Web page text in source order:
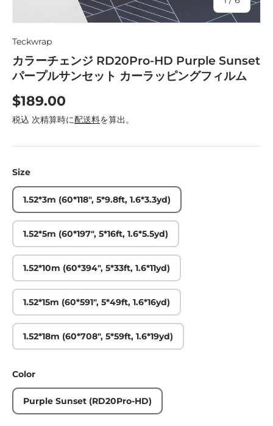
Teckwrap
カラーチェンジ RD20Pro-HD Purple Sunset
パープルサンセット カーラッピングフィルム
$189.00
税込 次精算時に配送料を算出。
Size
1.52*3m (60*118", 5*9.8ft, 1.6*3.3yd)
1.52*5m (60*197", 5*16ft, 1.6*5.5yd)
1.52*10m (60*394", 5*33ft, 1.6*11yd)
1.52*15m (60*591", 5*49ft, 1.6*16yd)
1.52*18m (60*708", 5*59ft, 1.6*19yd)
Color
Purple Sunset (RD20Pro-HD)